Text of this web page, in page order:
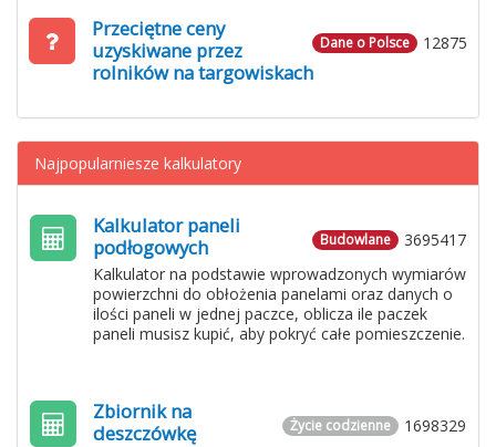
12875
Dane o Polsce
Przeciętne ceny
uzyskiwane przez
rolników na targowiskach
Najpopularniesze kalkulatory
3695417
Budowlane
Kalkulator paneli
podłogowych
Kalkulator na podstawie wprowadzonych wymiarów
powierzchni do obłożenia panelami oraz danych o
ilości paneli w jednej paczce, oblicza ile paczek
paneli musisz kupić, aby pokryć całe pomieszczenie.
1698329
Życie codzienne
Zbiornik na
deszczówkę